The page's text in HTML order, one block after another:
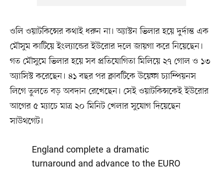
ওলি ওয়াটকিন্সের কথাই ধরুন না। অ্যাস্টন ভিলার হয়ে দুর্দান্ত এক
মৌসুম কাটিয়ে ইংল্যান্ডের ইউরোর দলে জায়গা করে নিয়েছেন।
গত মৌসুমে ভিলার হয়ে সব প্রতিযোগিতা মিলিয়ে ২৭ গোল ও ১৩
অ্যাসিস্ট করেছেন। ৪১ বছর পর ক্লাবটিকে উয়েফা চ্যাম্পিয়নস
লিগে তুলতে বড় অবদান রেখেছেন। সেই ওয়াটকিন্সকেই ইউরোর
আগের ৫ ম্যাচে মাত্র ২০ মিনিট খেলার সুযোগ দিয়েছেন
সাউথগেট।
England complete a dramatic
turnaround and advance to the EURO